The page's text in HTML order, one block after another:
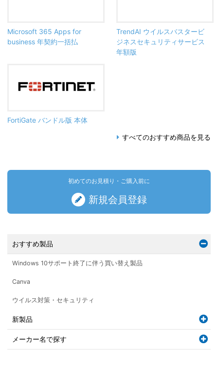
Microsoft 365 Apps for
business 年契約一括払
TrendAI ウイルスバスタービ
ジネスセキュリティサービス
年額版
FortiGate バンドル版 本体
すべてのおすすめ商品を見る
初めてのお見積り・ご購入前に
新規会員登録
おすすめ製品
Windows 10サポート終了に伴う買い替え製品
Canva
ウイルス対策・セキュリティ
新製品
メーカー名で探す